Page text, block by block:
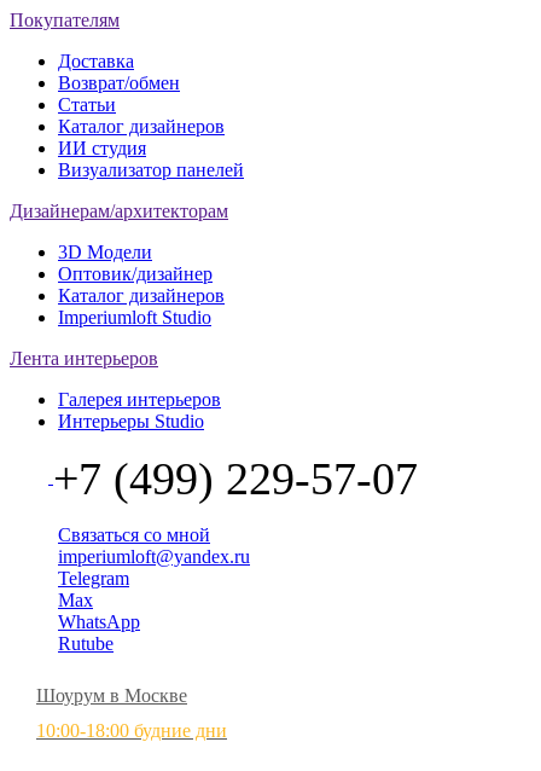
Покупателям
Доставка
Возврат/обмен
Статьи
Каталог дизайнеров
ИИ студия
Визуализатор панелей
Дизайнерам/архитекторам
3D Модели
Оптовик/дизайнер
Каталог дизайнеров
Imperiumloft Studio
Лента интерьеров
Галерея интерьеров
Интерьеры Studio
+7 (499) 229-57-07
Связаться со мной
imperiumloft@yandex.ru
Telegram
Max
WhatsApp
Rutube
Шоурум в Москве
10:00-18:00 будние дни